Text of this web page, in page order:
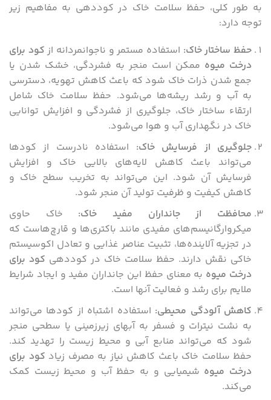
به طور کلی، حفظ سلامت خاک در کوددهی به مفاهیم زیر
توجه دارد:
حفظ ساختار خاک: استفاده مستمر و ناجوانمردانه از کود برای
درخت میوه ممکن است منجر به فشردگی، خشک شدن یا
جمع شدن ذرات خاک شود که باعث کاهش تهویه، دسترسی
به آب و رشد ریشه‌ها می‌شود. حفظ سلامت خاک شامل
ارتقاء ساختار خاک، جلوگیری از فشردگی و افزایش توانایی
خاک در نگهداری آب و هوا می‌شود.
جلوگیری از فرسایش خاک: استفاده نادرست از کودها
می‌تواند باعث کاهش لایه‌های بالایی خاک و افزایش
فرسایش آن شود. این می‌تواند به تخریب سطح خاک و
کاهش کیفیت و ظرفیت تولید آن منجر شود.
محافظت از جانداران مفید خاک: خاک حاوی
میکروارگانیسم‌های مفیدی مانند باکتری‌ها و قارچ‌هاست که
در تجزیه آلاینده‌ها، تثبیت عناصر غذایی و تعادل اکوسیستم
خاکی نقش دارند. حفظ سلامت خاک در کوددهی کود برای
درخت میوه به معنای حفظ این جانداران مفید و ایجاد شرایط
ملایم برای رشد و فعالیت آنها است.
کاهش آلودگی محیطی: استفاده اشتباه از کودها می‌تواند
به نشت نیترات و فسفر به آبهای زیرزمینی یا سطحی منجر
شود که می‌تواند منابع آبی و محیط زیست را تهدید کند.
حفظ سلامت خاک باعث کاهش نیاز به مصرف زیاد کود برای
درخت میوه شیمیایی و به حفظ آب و محیط زیست کمک
می‌کند.